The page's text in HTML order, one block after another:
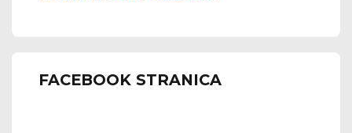
FACEBOOK STRANICA